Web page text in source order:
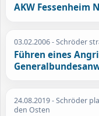
AKW Fessenheim
03.02.2006- Schröder
Führen eines
24.08.2019- Schröder
den Osten